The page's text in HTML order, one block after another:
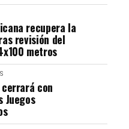
recupera la
revisión del
metros
con
Juegos